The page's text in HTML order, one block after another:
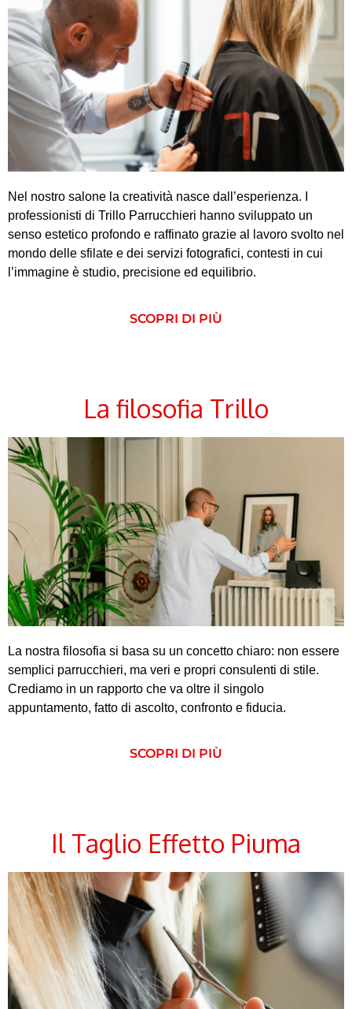
Nel nostro salone la creatività nasce dall’esperienza. I
professionisti di Trillo Parrucchieri hanno sviluppato un
senso estetico profondo e raffinato grazie al lavoro svolto nel
mondo delle sfilate e dei servizi fotografici, contesti in cui
l’immagine è studio, precisione ed equilibrio.
SCOPRI DI PIÙ
La filosofia Trillo
La nostra filosofia si basa su un concetto chiaro: non essere
semplici parrucchieri, ma veri e propri consulenti di stile.
Crediamo in un rapporto che va oltre il singolo
appuntamento, fatto di ascolto, confronto e fiducia.
SCOPRI DI PIÙ
Il Taglio Effetto Piuma